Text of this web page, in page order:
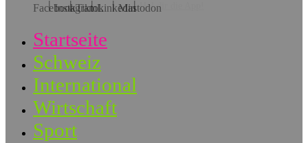
Hol dir die App!
Startseite
Schweiz
International
Wirtschaft
Sport